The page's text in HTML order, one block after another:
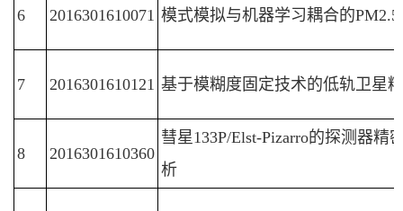
6 2016301610071 模式模拟与机器学习耦合的
7 2016301610121 基于模糊度固定技术的低轨卫星
8 2016301610360
彗星133P/Elst-Pizarro的探测器精
析